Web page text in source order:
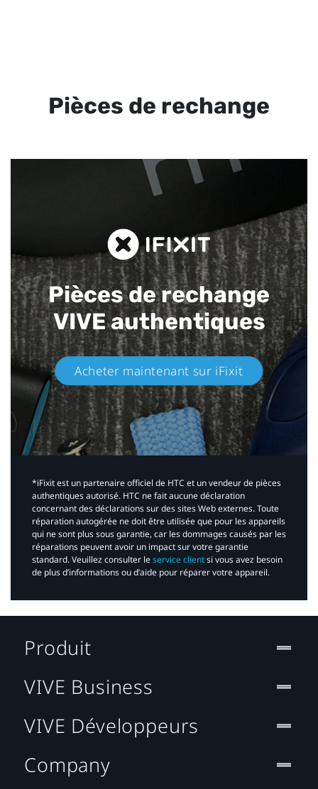
Pièces de rechange
Pièces de rechange
VIVE authentiques​
Acheter maintenant sur iFixit​
*iFixit est un partenaire officiel de HTC et un vendeur de pièces
authentiques autorisé. HTC ne fait aucune déclaration
concernant des déclarations sur des sites Web externes. Toute
réparation autogérée ne doit être utilisée que pour les appareils
qui ne sont plus sous garantie, car les dommages causés par les
réparations peuvent avoir un impact sur votre garantie
standard. Veuillez consulter leservice clientsi vous avez besoin
de plus d’informations ou d’aide pour réparer votre appareil.​
Produit
VIVE Business
VIVE Développeurs
Company